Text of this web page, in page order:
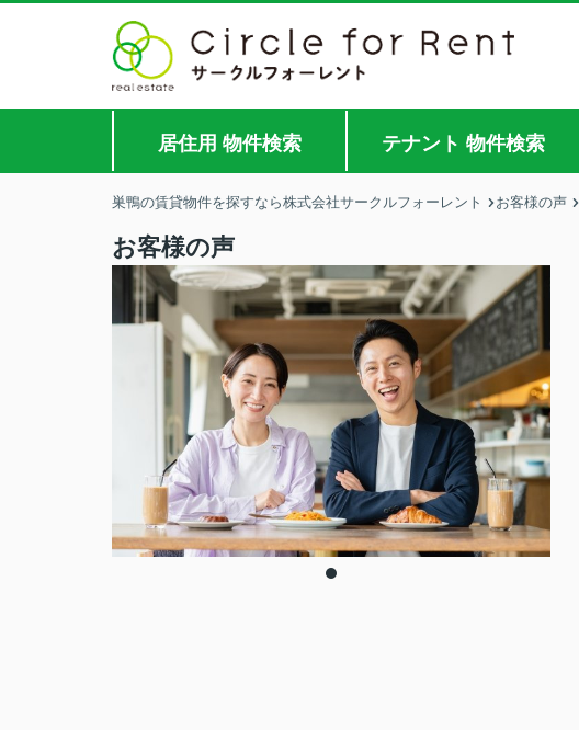
居住用 物件検索 テナント 物件検索
巣鴨の賃貸物件を探すなら株式会社サークルフォーレント お客様の声
お客様の声